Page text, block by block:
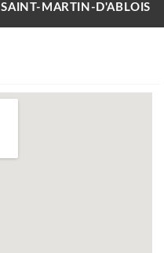
SAINT-MARTIN-D'ABLOIS